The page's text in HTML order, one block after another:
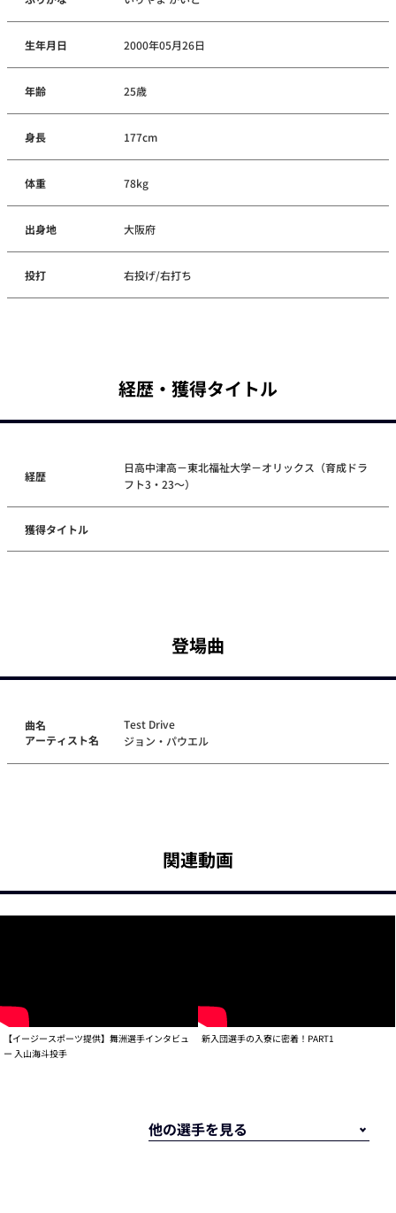
生年月日 2000年05月26日
年齢 25歳
身長 177cm
体重 78kg
出身地 大阪府
投打 右投げ/右打ち
経歴・獲得タイトル
経歴
日高中津高－東北福祉大学－オリックス（育成ドラ
フト3・23～）
獲得タイトル
登場曲
曲名
アーティスト名
Test Drive
ジョン・パウエル
関連動画
【イージースポーツ提供】舞洲選手インタビュ
ー 入山海斗投手
新入団選手の入寮に密着！PART1